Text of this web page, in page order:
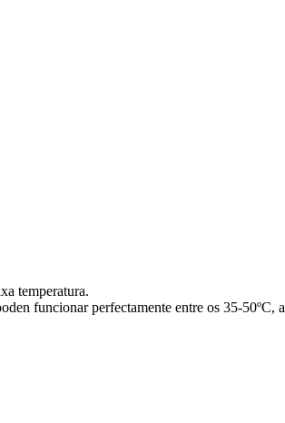
temperatura.
funcionar perfectamente entre os 35-50ºC,